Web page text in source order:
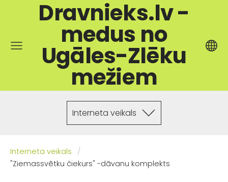
Dravnieks.lv -
medus no
Ugāles-Zlēku
mežiem
Interneta veikals
Interneta veikals
"Ziemassvētku čiekurs" -dāvanu komplekts